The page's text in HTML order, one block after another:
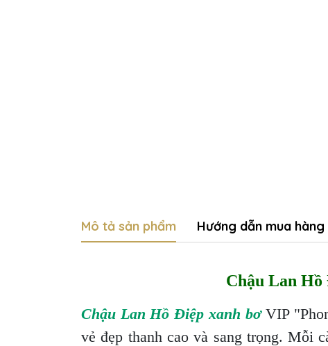
Mô tả sản phẩm Hướng dẫn mua hàng
Chậu Lan Hồ
Chậu Lan Hồ Điệp xanh bơVIP
vẻ đẹp thanh cao và sang trọng. Mỗi